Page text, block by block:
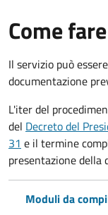
Come fare
Il servizio può
documentazione
L'iter del
del Decreto del
31 e il termine
presentazione della
Moduli da